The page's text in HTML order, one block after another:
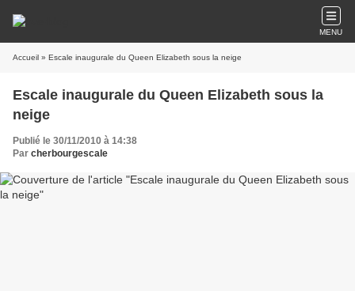
MENU
Accueil » Escale inaugurale du Queen Elizabeth sous la neige
Escale inaugurale du Queen Elizabeth sous la
neige
Publié le 30/11/2010 à 14:38
Par cherbourgescale